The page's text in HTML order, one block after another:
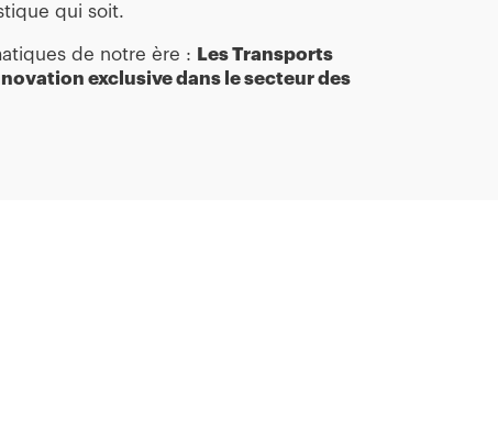
qui soit.
de notre ère : Les Transports
exclusive dans le secteur des